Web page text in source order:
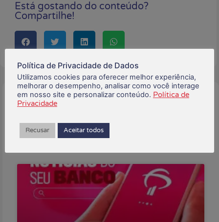
Está gostando do conteúdo?
Compartilhe!
Buscar:
Política de Privacidade de Dados
Utilizamos cookies para oferecer melhor experiência,
melhorar o desempenho, analisar como você interage
em nosso site e personalizar conteúdo. Política de
Privacidade
Recusar Aceitar todos